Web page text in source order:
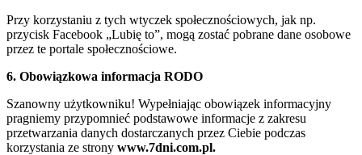
Przy korzystaniu z tych wtyczek społecznościowych, jak np.
przycisk Facebook „Lubię to”, mogą zostać pobrane dane osobowe
przez te portale społecznościowe.
6. Obowiązkowa informacja RODO
Szanowny użytkowniku! Wypełniając obowiązek informacyjny
pragniemy przypomnieć podstawowe informacje z zakresu
przetwarzania danych dostarczanych przez Ciebie podczas
korzystania ze strony www.7dni.com.pl.